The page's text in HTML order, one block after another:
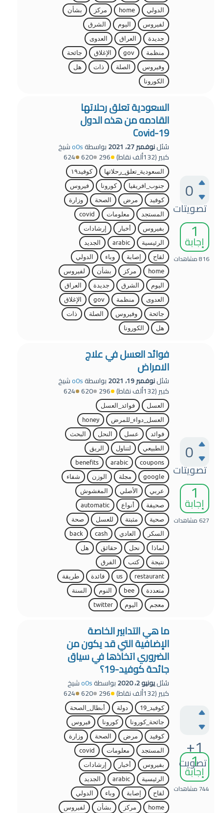
الدولي
home مركز
بشأن
لفيروس
اليوم
الشرق
جديدة
العراق
العدوى
منظمة
gov الإغلاق
جائحة
وفيروس
الصلة ذات
هل
الكورونا
0
تصويتات
1
إجابة
816مشاهدات
السعودية تعلق رحلاتها
القادمه من هذه الدول
Covid-19
سُئلنوفمبر 27، 2021 بواسطةo0sشيخ
كبير(132ألف نقاط) 296
620
624
السعودية_تعلق_رحلاتها
كوفيد١٩
جنوب_افريقيا
كورونا
فيروس
كوفيد
مرض الصحة
وزارة
المستجد
معلومات
covid
بفيروس
أخبار
إرشادات
الرئيسية
arabic
الجديد
لقاح
إصابة وباء
الدولي
home
مركز بشأن
لفيروس
اليوم
الشرق جديدة
العراق
العدوى
منظمة gov
الإغلاق
جائحة
وفيروس الصلة
ذات
هل
الكورونا
0
تصويتات
1
إجابة
627 مشاهدات
فوائد العسل في علاج
الامراض
سُئلنوفمبر 19، 2021 بواسطةo0sشيخ
كبير(132ألف نقاط) 296
620
624
العسل
فوائد_العسل
العسل_دواء_للمرض
honey
فوائد
عسل النحل
البحث
الطبيعي
لتناول
الريق
coupons
arabic
benefits
google
مجلة الوزن
شفاء
عربي
الأصلي
المغشوش
صحيفة
أنواع
automatic
صحية
مثبتة للعسل
صحة
السكر
العادي cash
back
لماذا
نحل حقائق
هل
نتيجة
كتب
الفرق
restaurant
us فائدة
طريقة
متعددة
bee النوم
السنة
معجم
اليوم twitter
+1
تصويت
1
إجابة
744 مشاهدات
ما هي التدابير الخاصة
الإضافية التي قد يكون من
الضروري اتخاذها في سياق
جائحة كوفيد-19؟
سُئليونيو 2، 2020 بواسطةo0sشيخ
كبير(132ألف نقاط) 296
620
624
كوفيد_19 دولة
أبطال_الصحة
جائحة_كورونا
كورونا
فيروس
كوفيد
مرض الصحة
وزارة
المستجد
معلومات
covid
بفيروس
أخبار
إرشادات
الرئيسية
arabic
الجديد
لقاح
إصابة وباء
الدولي
home
مركز بشأن
لفيروس